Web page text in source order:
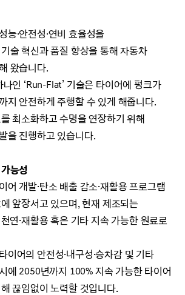
능·안전성·연비 효율성을
술 혁신과 품질 향상을 통해 자동차
왔습니다.
인 ‘Run-Flat’ 기술은 타이어에 펑크가
지 안전하게 주행할 수 있게 해줍니다.
최소화하고 수명을 연장하기 위해
을 진행하고 있습니다.
능성
어 개발·탄소 배출 감소·재활용 프로그램
앞장서고 있으며,현재 제조되는
연·재활용 혹은 기타 지속 가능한 원료로
이어의 안전성·내구성·승차감 및 기타
에 2050년까지 100% 지속 가능한 타이어
끊임없이 노력할 것입니다.